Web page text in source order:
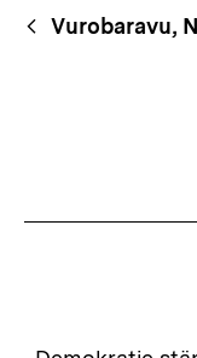
Content-
Navigation
Vurobaravu,